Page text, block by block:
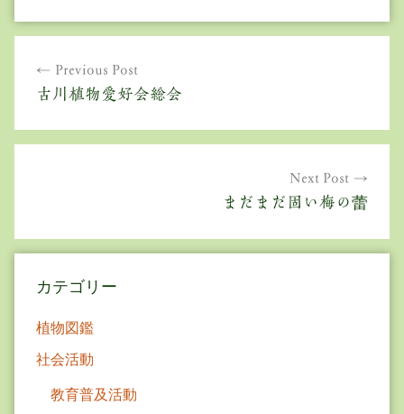
ビ
シ
Previous Post
古川植物愛好会総会
Next Post
まだまだ固い梅の蕾
カテゴリー
植物図鑑
社会活動
教育普及活動